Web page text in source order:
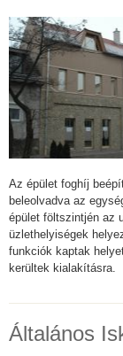
Az épület foghíj
beleolvadva az
épület föltszintjén az
üzlethelyiségek
funkciók kaptak
kerültek kialakításra.
Általános